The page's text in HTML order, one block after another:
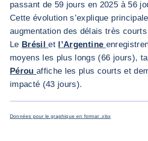
passant de 59 jours en 2025 à 56
Cette évolution s’explique
augmentation des délais très
Le Brésilet l’Argentine
moyens les plus longs (66 jours),
Pérouaffiche les plus courts et
impacté (43 jours).
Données pour le graphique en format .xlsx